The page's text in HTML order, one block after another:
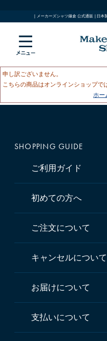
| メーカーズシャツ鎌倉 公式通販 | 日
申し訳ございません。
こちらの商品はオンラインショップで
ホー
SHOPPING GUIDE
ご利用ガイド
初めての方へ
ご注文について
キャンセルについて
お届けについて
支払いについて